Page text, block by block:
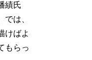
績氏
は、
けばよ
もらっ